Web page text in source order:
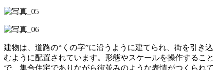
建物は、道路の“くの字”に沿うように建てられ、街を引き込
むように配置されています。形態やスケールを操作すること
で、集合住宅でありながら街並みのような表情がつくられて